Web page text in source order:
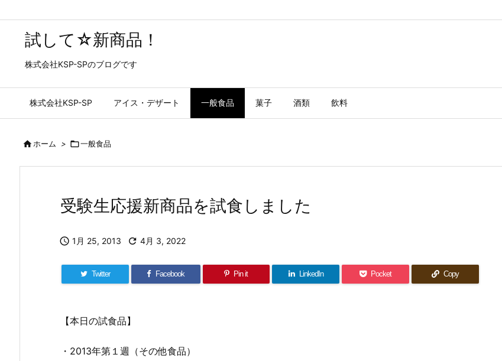
試して☆新商品！
株式会社KSP-SPのブログです
株式会社KSP-SP アイス・デザート 一般食品 菓子 酒類 飲料
ホーム > 一般食品
受験生応援新商品を試食しました
 1月 25, 2013  4月 3, 2022
Twitter Facebook Pin it LinkedIn Pocket Copy
【本日の試食品】
・2013年第１週（その他食品）